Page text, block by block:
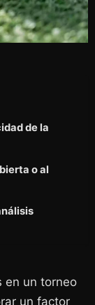
de la
o al
en un torneo
un factor